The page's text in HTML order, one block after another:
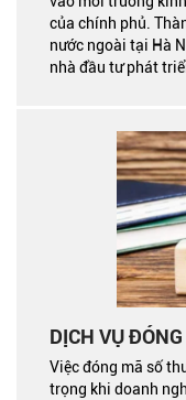
của chính phủ.
nước ngoài tại Hà
nhà đầu tư phát
và hợp pháp.
DỊCH VỤ
Việc đóng mã số
trọng khi doanh